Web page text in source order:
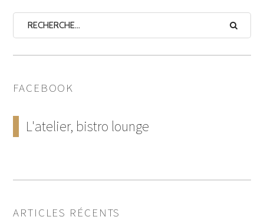
FACEBOOK
L'atelier, bistro lounge
ARTICLES RÉCENTS